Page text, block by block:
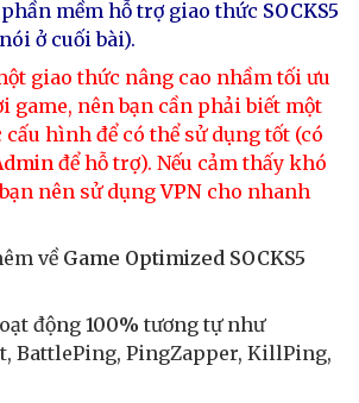
mềm hỗ trợ giao thức SOCKS5
ở cuối bài).
giao thức nâng cao nhầm tối ưu
game, nên bạn cần phải biết một
hình để có thể sử dụng tốt (có
để hỗ trợ). Nếu cảm thấy khó
nên sử dụngVPN cho nhanh
vềGame Optimized SOCKS5
động 100% tương tự như
BattlePing, PingZapper, KillPing,